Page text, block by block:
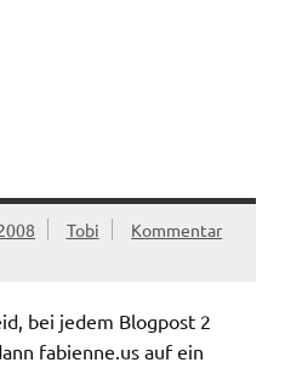
Tobi
Kommentar
bei jedem Blogpost 2
fabienne.us auf ein